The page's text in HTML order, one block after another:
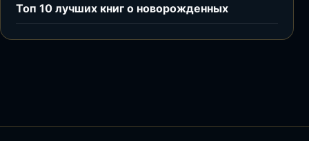
Топ 10 лучших книг о новорожденных